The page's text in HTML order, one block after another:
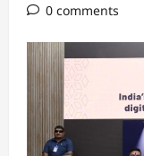
0 comments